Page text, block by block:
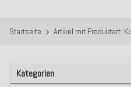
Startseite Artikel mit Produktart:
Kategorien